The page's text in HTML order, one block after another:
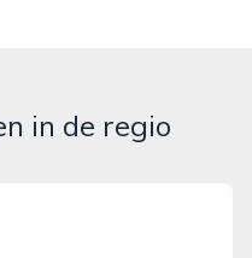
in de regio